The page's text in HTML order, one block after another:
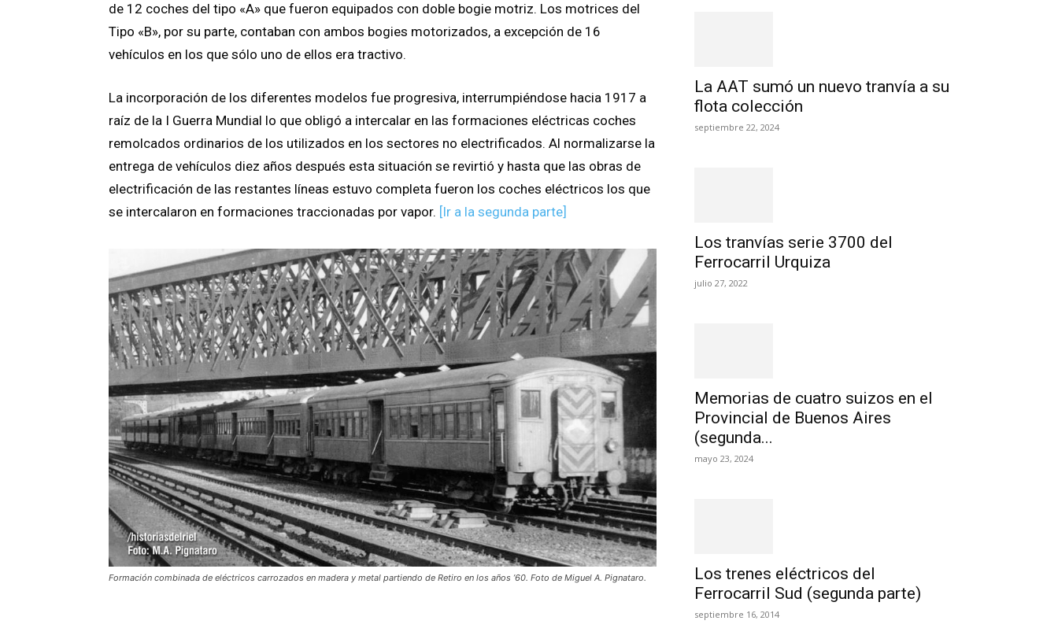
de 12 coches del tipo «A» que fueron equipados con doble bogie motriz. Los motrices del
Tipo «B», por su parte, contaban con ambos bogies motorizados, a excepción de 16
vehículos en los que sólo uno de ellos era tractivo.
La incorporación de los diferentes modelos fue progresiva, interrumpiéndose hacia 1917 a
raíz de la I Guerra Mundial lo que obligó a intercalar en las formaciones eléctricas coches
remolcados ordinarios de los utilizados en los sectores no electrificados. Al normalizarse la
entrega de vehículos diez años después esta situación se revirtió y hasta que las obras de
electrificación de las restantes líneas estuvo completa fueron los coches eléctricos los que
se intercalaron en formaciones traccionadas por vapor. [Ir a la segunda parte]
Formación combinada de eléctricos carrozados en madera y metal partiendo de Retiro en los años ’60. Foto de Miguel A. Pignataro.
La AAT sumó un nuevo tranvía a su
flota colección
septiembre 22, 2024
Los tranvías serie 3700 del
Ferrocarril Urquiza
julio 27, 2022
Memorias de cuatro suizos en el
Provincial de Buenos Aires
(segunda...
mayo 23, 2024
Los trenes eléctricos del
Ferrocarril Sud (segunda parte)
septiembre 16, 2014